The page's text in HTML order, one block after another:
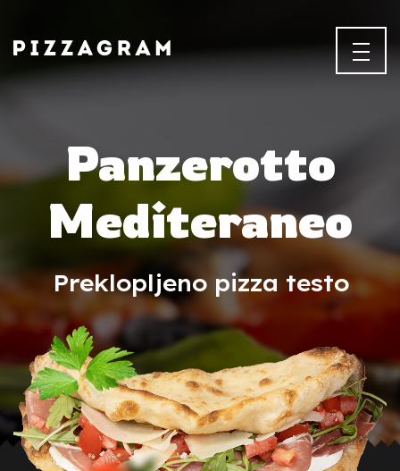
Panzerotto
Mediteraneo
Preklopljeno pizza testo